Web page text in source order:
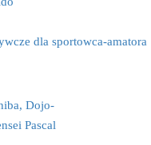
dla sportowca-amatora
Dojo-
Pascal